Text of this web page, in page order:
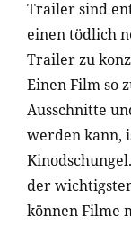
Trailer sind
einen tödlich
Trailer zu
Einen Film so
Ausschnitte
werden kann,
der
können Filme